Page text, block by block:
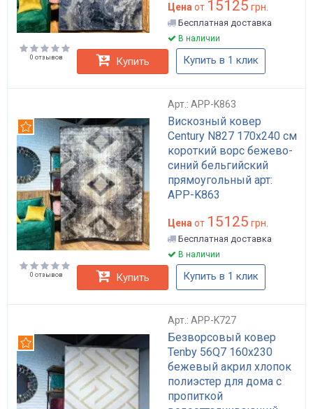
Цена от 15125 грн.
Бесплатная доставка
В наличии
0 отзывов Купить Купить в 1 клик
Арт.: APP-K863
Вискозный ковер
Century N827 170x240 см
короткий ворс бежево-
синий бельгийский
прямоугольный арт:
APP-K863
Рекомендуем
Цена от 15125 грн.
Бесплатная доставка
В наличии
0 отзывов Купить Купить в 1 клик
Арт.: APP-K727
Безворсовый ковер
Tenby 56Q7 160x230
бежевый акрил хлопок
полиэстер для дома с
пропиткой
Рекомендуем